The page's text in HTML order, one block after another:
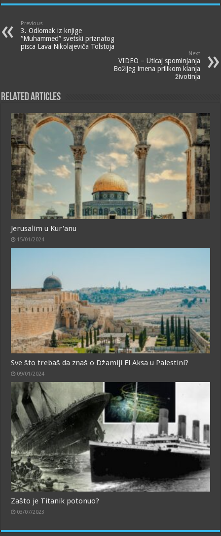
Previous
3. Odlomak iz knjige
“Muhammed” svetski priznatog
pisca Lava Nikolajeviča Tolstoja
Next
VIDEO – Uticaj spominjanja
Božijeg imena prilikom klanja
životinja
Related Articles
Jerusalim u Kur'anu
15/01/2024
Sve što trebaš da znaš o Džamiji El Aksa u Palestini?
09/01/2024
Zašto je Titanik potonuo?
03/07/2023